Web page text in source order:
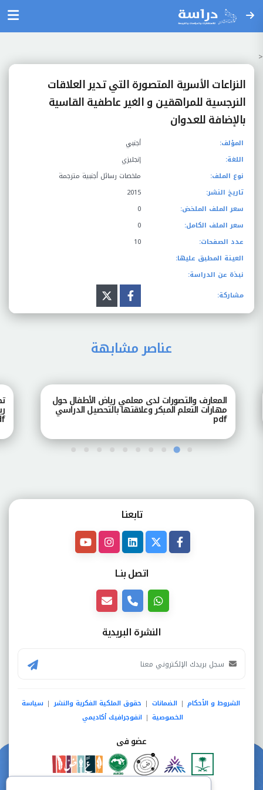
<
النزاعات الأسرية المتصورة التي تدير العلاقات
النرجسية للمراهقين و الغير عاطفية القاسية
بالإضافة للعدوان
المؤلف:
أجنبي
اللغة:
إنجليزي
نوع الملف:
ملخصات رسائل أجنبية مترجمة
تاريخ النشر:
2015
سعر الملف الملخض:
0
سعر الملف الكامل:
0
عدد الصفحات:
10
العينة المطبق عليها:
نبذة عن الدراسة:
مشاركة:
عناصر مشابهة
المعارف والتصورات لدى معلمي رياض الأطفال حول
مهارات التعلم المبكر وعلاقتها بالتحصيل الدراسي
pdf
pdf
تابعنـا
اتصل بنــا
النشرة البريدية
الشروط و الأحكام | الضمانات | حقوق الملكية الفكرية والنشر | سياسة
الخصوصية | انفوجرافيك أكاديمي
عضو فى